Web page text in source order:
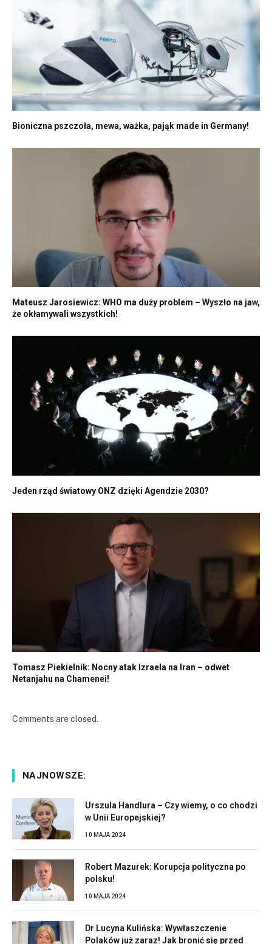
Bioniczna pszczoła, mewa, ważka, pająk made in Germany!
Mateusz Jarosiewicz: WHO ma duży problem – Wyszło na jaw,
że okłamywali wszystkich!
Jeden rząd światowy ONZ dzięki Agendzie 2030?
Tomasz Piekielnik: Nocny atak Izraela na Iran – odwet
Netanjahu na Chamenei!
Comments are closed.
NAJNOWSZE:
Urszula Handlura – Czy wiemy, o co chodzi
w Unii Europejskiej?
10 MAJA 2024
Robert Mazurek: Korupcja polityczna po
polsku!
10 MAJA 2024
Dr Lucyna Kulińska: Wywłaszczenie
Polaków już zaraz! Jak bronić się przed